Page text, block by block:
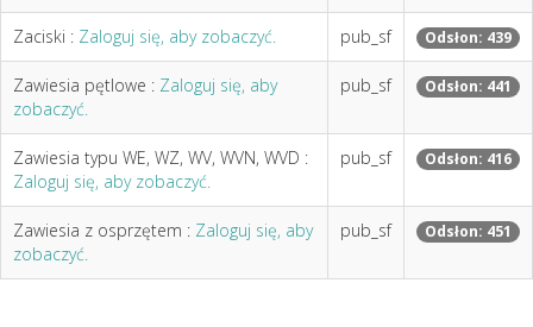
Zaciski : Zaloguj się, aby zobaczyć. pub_sf Odsłon: 439
Zawiesia pętlowe : Zaloguj się, aby
zobaczyć.
pub_sf Odsłon: 441
Zawiesia typu WE, WZ, WV, WVN, WVD :
Zaloguj się, aby zobaczyć.
pub_sf Odsłon: 416
Zawiesia z osprzętem : Zaloguj się, aby
zobaczyć.
pub_sf Odsłon: 451